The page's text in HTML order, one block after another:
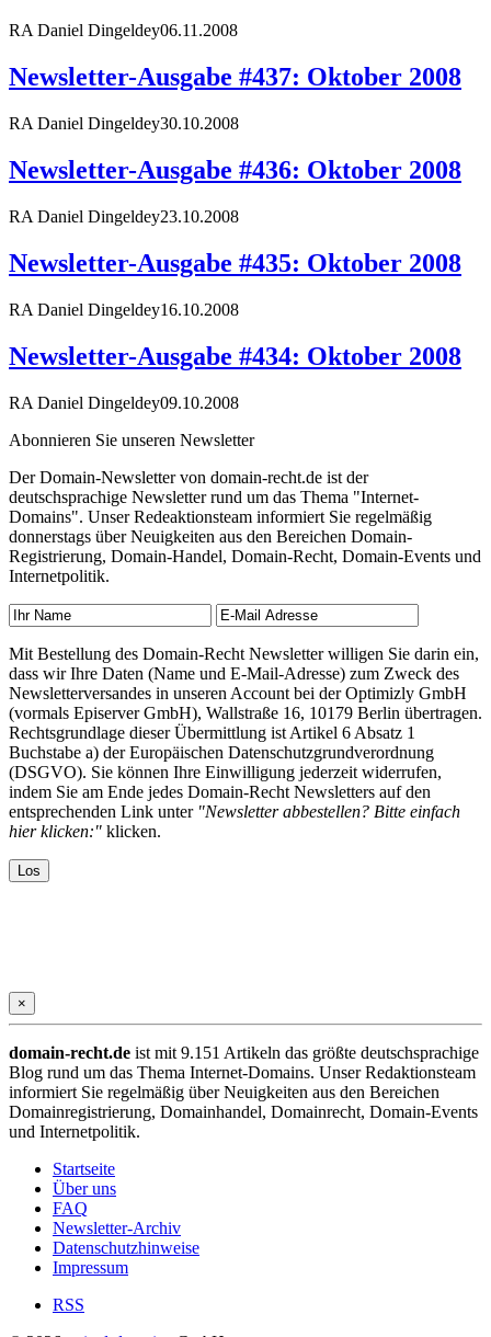
RA Daniel Dingeldey06.11.2008
Newsletter-Ausgabe #437: Oktober 2008
RA Daniel Dingeldey30.10.2008
Newsletter-Ausgabe #436: Oktober 2008
RA Daniel Dingeldey23.10.2008
Newsletter-Ausgabe #435: Oktober 2008
RA Daniel Dingeldey16.10.2008
Newsletter-Ausgabe #434: Oktober 2008
RA Daniel Dingeldey09.10.2008
Abonnieren Sie unseren Newsletter
Der Domain-Newsletter von domain-recht.de ist der
deutschsprachige Newsletter rund um das Thema "Internet-
Domains". Unser Redeaktionsteam informiert Sie regelmäßig
donnerstags über Neuigkeiten aus den Bereichen Domain-
Registrierung, Domain-Handel, Domain-Recht, Domain-Events und
Internetpolitik.
Mit Bestellung des Domain-Recht Newsletter willigen Sie darin ein,
dass wir Ihre Daten (Name und E-Mail-Adresse) zum Zweck des
Newsletterversandes in unseren Account bei der Optimizly GmbH
(vormals Episerver GmbH), Wallstraße 16, 10179 Berlin übertragen.
Rechtsgrundlage dieser Übermittlung ist Artikel 6 Absatz 1
Buchstabe a) der Europäischen Datenschutzgrundverordnung
(DSGVO). Sie können Ihre Einwilligung jederzeit widerrufen,
indem Sie am Ende jedes Domain-Recht Newsletters auf den
entsprechenden Link unter "Newsletter abbestellen? Bitte einfach
hier klicken:" klicken.
×
domain-recht.de ist mit 9.151 Artikeln das größte deutschsprachige
Blog rund um das Thema Internet-Domains. Unser Redaktionsteam
informiert Sie regelmäßig über Neuigkeiten aus den Bereichen
Domainregistrierung, Domainhandel, Domainrecht, Domain-Events
und Internetpolitik.
Startseite
Über uns
FAQ
Newsletter-Archiv
Datenschutzhinweise
Impressum
RSS